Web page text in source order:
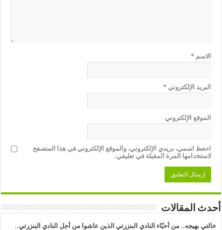
الاسم*
البريد الإلكتروني*
الموقع الإلكتروني
احفظ اسمي، بريدي الإلكتروني، والموقع الإلكتروني في هذا المتصفح
لاستخدامها المرة المقبلة في تعليقي.
أحدث المقالات
خالتي بهيجه.. من أحبّاء النادي البنزرتي الذين عاشوا من أجل النادي البنزرتي..